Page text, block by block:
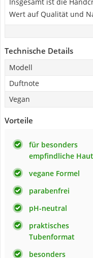
Wert auf Qualität und
Technische Details
Modell
Duftnote
Vegan
Vorteile
für besonders
empfindliche Haut
vegane Formel
parabenfrei
pH-neutral
praktisches
Tubenformat
besonders